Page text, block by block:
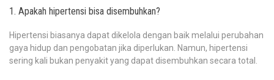
1. Apakah hipertensi bisa disembuhkan?
Hipertensi biasanya dapat dikelola dengan baik melalui perubahan
gaya hidup dan pengobatan jika diperlukan. Namun, hipertensi
sering kali bukan penyakit yang dapat disembuhkan secara total.